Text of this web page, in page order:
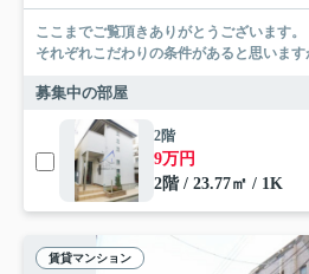
ここまでご覧頂きありがとうございます。 お部屋探しの際には、皆さま
それぞれこだわりの条件があると思いま
募集中の部屋
2階
9万円
2階 / 23.77㎡ / 1K
賃貸マンション